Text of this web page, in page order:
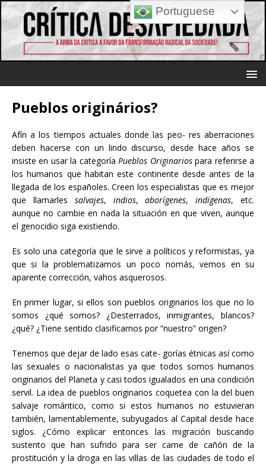
Pueblos originários?
Afín a los tiempos actuales donde las peo- res aberraciones
deben hacerse con un lindo discurso, desde hace años se
insiste en usar la categoría Pueblos Originariospara referirse a
los humanos que habitan este continente desde antes de la
llegada de los españoles. Creen los especialistas que es mejor
que llamarles salvajes, indios,aborígenes,indígenas, etc.
aunque no cambie en nada la situación en que viven, aunque
el genocidio siga existiendo.
Es solo una categoría que le sirve a políticos y reformistas, ya
que si la problematizamos un poco nomás, vemos en su
aparente corrección, vahos asquerosos.
En primer lugar, si ellos son pueblos originarios los que no lo
somos ¿qué somos? ¿Desterrados, inmigrantes, blancos?
¿qué? ¿Tiene sentido clasificarnos por “nuestro” origen?
Tenemos que dejar de lado esas cate- gorías étnicas así como
las sexuales o nacionalistas ya que todos somos humanos
originarios del Planeta y casi todos igualados en una condición
servil. La idea de pueblos originarios coquetea con la del buen
salvaje romántico, como si estos humanos no estuvieran
también, lamentablemente, subyugados al Capital desde hace
siglos. ¿Cómo explicar entonces las migración buscando
sustento que han sufrido para ser carne de cañón de la
prostitución y la droga en las villas de las ciudades de todo el
Portuguese